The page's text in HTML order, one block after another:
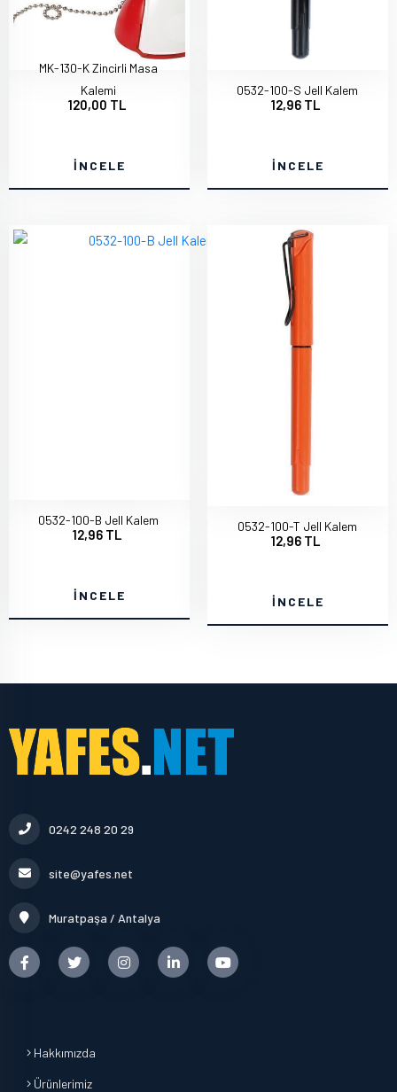
MK-130-K Zincirli Masa
Kalemi
120,00 TL
İNCELE
0532-100-S Jell Kalem
12,96 TL
İNCELE
0532-100-B Jell Kalem
12,96 TL
İNCELE
0532-100-T Jell Kalem
12,96 TL
İNCELE
0242 248 20 29
site@yafes.net
Muratpaşa / Antalya
Hakkımızda
Ürünlerimiz